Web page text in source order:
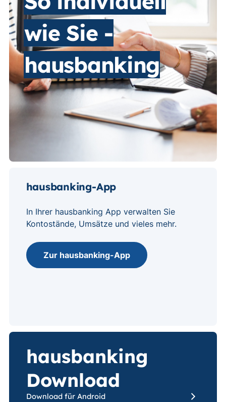
wie Sie -
hausbanking
hausbanking-App
In Ihrer hausbanking App verwalten Sie
Kontostände, Umsätze und vieles mehr.
Zur hausbanking-App
hausbanking
Download
Download für Android